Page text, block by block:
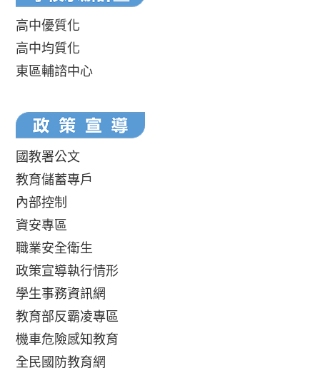
高中優質化
高中均質化
東區輔諮中心
國教署公文
教育儲蓄專戶
內部控制
資安專區
職業安全衛生
政策宣導執行情形
學生事務資訊網
教育部反霸凌專區
機車危險感知教育
全民國防教育網